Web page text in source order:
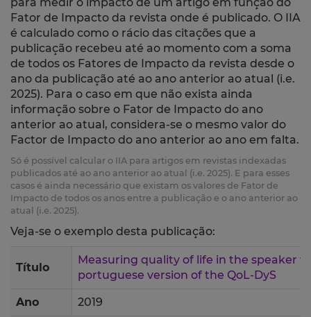
Fator de Impacto da revista onde é publicado. O IIA
é calculado como o rácio das citações que a
publicação recebeu até ao momento com a soma
de todos os Fatores de Impacto da revista desde o
ano da publicação até ao ano anterior ao atual (i.e.
2025). Para o caso em que não exista ainda
informação sobre o Fator de Impacto do ano
anterior ao atual, considera-se o mesmo valor do
Factor de Impacto do ano anterior ao ano em falta.
Só é possível calcular o IIA para artigos em revistas indexadas
publicados até ao ano anterior ao atual (i.e. 2025). E para esses
casos é ainda necessário que existam os valores de Fator de
Impacto de todos os anos entre a publicação e o ano anterior ao
atual (i.e. 2025).
Veja-se o exemplo desta publicação:
Título
Measuring quality of life in the speaker
portuguese version of the QoL-DyS
Ano 2019